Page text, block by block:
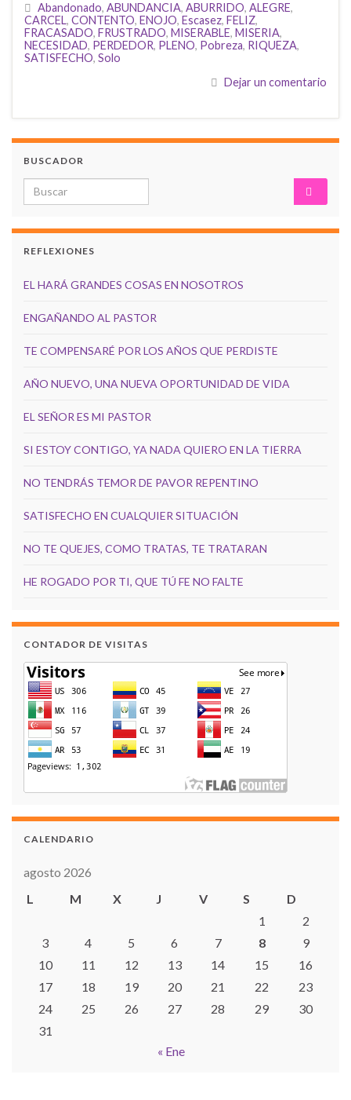
Abandonado, ABUNDANCIA, ABURRIDO, ALEGRE,
CARCEL, CONTENTO, ENOJO, Escasez, FELIZ,
FRACASADO, FRUSTRADO, MISERABLE, MISERIA,
NECESIDAD, PERDEDOR, PLENO, Pobreza, RIQUEZA,
SATISFECHO, Solo
Dejar un comentario
BUSCADOR
Search for:
REFLEXIONES
EL HARÁ GRANDES COSAS EN NOSOTROS
ENGAÑANDO AL PASTOR
TE COMPENSARÉ POR LOS AÑOS QUE PERDISTE
AÑO NUEVO, UNA NUEVA OPORTUNIDAD DE VIDA
EL SEÑOR ES MI PASTOR
SI ESTOY CONTIGO, YA NADA QUIERO EN LA TIERRA
NO TENDRÁS TEMOR DE PAVOR REPENTINO
SATISFECHO EN CUALQUIER SITUACIÓN
NO TE QUEJES, COMO TRATAS, TE TRATARAN
HE ROGADO POR TI, QUE TÚ FE NO FALTE
CONTADOR DE VISITAS
CALENDARIO
agosto 2026
L
M X J V S
D
1
2
3
4 5 6 7 8
9
10
11 12 13 14 15
16
17
18 19 20 21 22
23
24
25 26 27 28 29
30
31
« Ene